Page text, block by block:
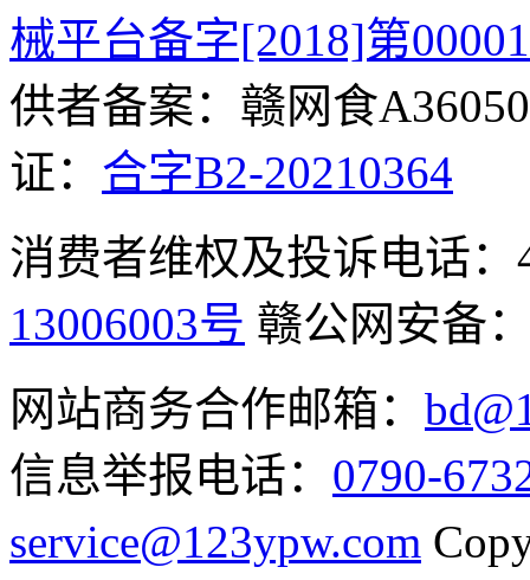
械平台备字[2018]第
供者备案：赣网食
证： 合字B2-20210364
消费者维权及投诉电话：
13006003号 赣公网安备
网站商务合作邮箱：
信息举报电话： 0790-
service@123ypw.com